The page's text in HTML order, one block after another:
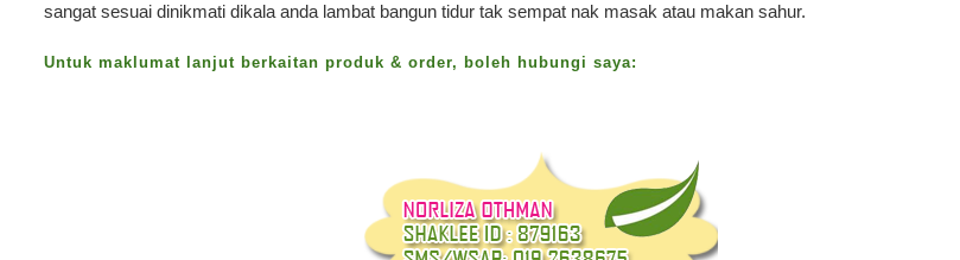
sangat sesuai dinikmati dikala anda lambat bangun tidur tak sempat nak masak atau makan sahur.
Untuk maklumat lanjut berkaitan produk & order, boleh hubungi saya: